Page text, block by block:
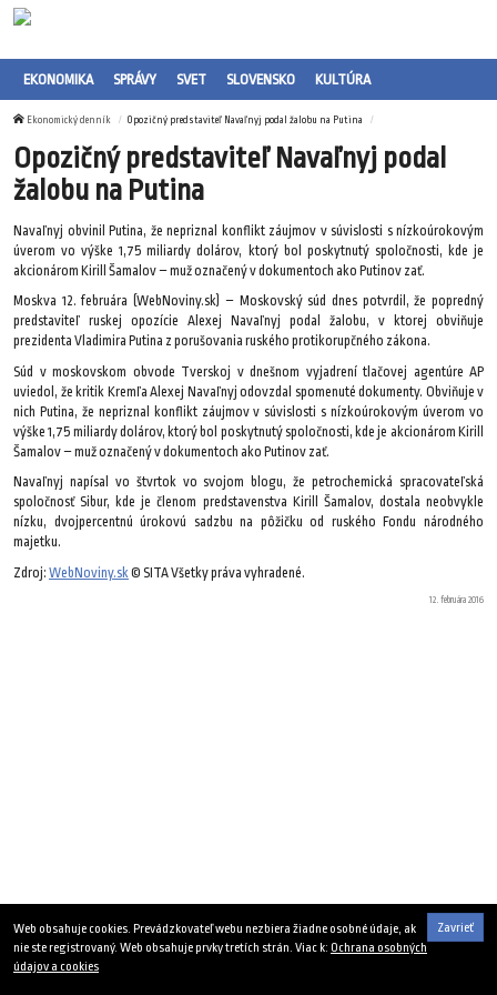
EKONOMIKA SPRÁVY SVET SLOVENSKO KULTÚRA
Ekonomický denník Opozičný predstaviteľ Navaľnyj podal žalobu na Putina
Opozičný predstaviteľ Navaľnyj podal
žalobu na Putina
Navaľnyj obvinil Putina, že nepriznal konflikt záujmov v súvislosti s nízkoúrokovým
úverom vo výške 1,75 miliardy dolárov, ktorý bol poskytnutý spoločnosti, kde je
akcionárom Kirill Šamalov – muž označený v dokumentoch ako Putinov zať.
Moskva 12. februára (WebNoviny.sk) – Moskovský súd dnes potvrdil, že popredný
predstaviteľ ruskej opozície Alexej Navaľnyj podal žalobu, v ktorej obviňuje
prezidenta Vladimira Putina z porušovania ruského protikorupčného zákona.
Súd v moskovskom obvode Tverskoj v dnešnom vyjadrení tlačovej agentúre AP
uviedol, že kritik Kremľa Alexej Navaľnyj odovzdal spomenuté dokumenty. Obviňuje v
nich Putina, že nepriznal konflikt záujmov v súvislosti s nízkoúrokovým úverom vo
výške 1,75 miliardy dolárov, ktorý bol poskytnutý spoločnosti, kde je akcionárom Kirill
Šamalov – muž označený v dokumentoch ako Putinov zať.
Navaľnyj napísal vo štvrtok vo svojom blogu, že petrochemická spracovateľská
spoločnosť Sibur, kde je členom predstavenstva Kirill Šamalov, dostala neobvykle
nízku, dvojpercentnú úrokovú sadzbu na pôžičku od ruského Fondu národného
majetku.
Zdroj: WebNoviny.sk © SITA Všetky práva vyhradené.
12. februára 2016
Zavrieť
Web obsahuje cookies. Prevádzkovateľ webu nezbiera žiadne osobné údaje, ak
nie ste registrovaný. Web obsahuje prvky tretích strán. Viac k: Ochrana osobných
údajov a cookies